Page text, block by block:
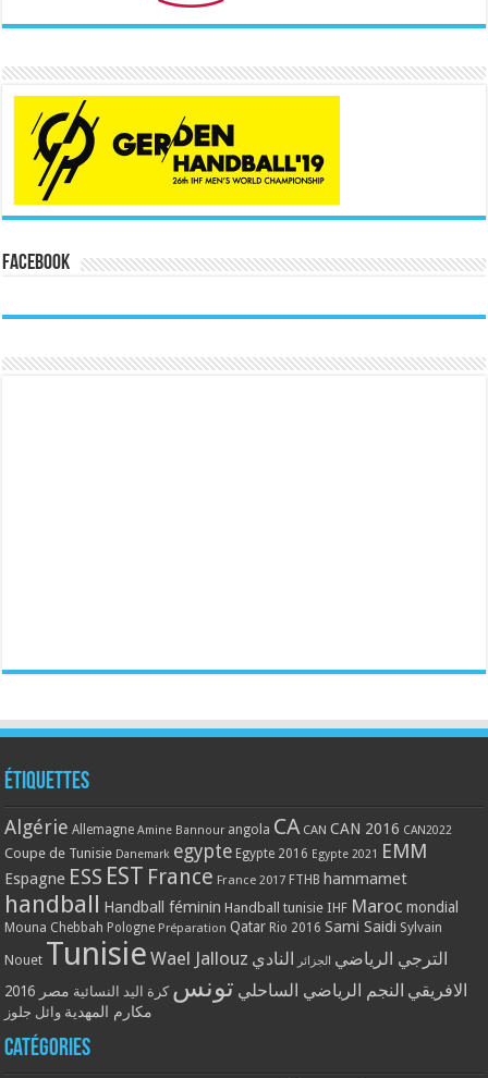
Facebook
Étiquettes
Algérie Allemagne Amine Bannour angola CA CAN CAN 2016 CAN2022
Coupe de Tunisie Danemark egypte Egypte 2016 Egypte 2021 EMM
Espagne ESS EST France France 2017 FTHB hammamet
handball Handball féminin Handball tunisie IHF Maroc mondial
Mouna Chebbah Pologne Préparation Qatar Rio 2016 Sami Saidi Sylvain
Nouet Tunisie Wael Jallouz الترجي الرياضي الجزائر النادي
الافريقي النجم الرياضي الساحلي تونس كرة اليد النسائية مصر 2016
مكارم المهدية وائل جلوز
Catégories